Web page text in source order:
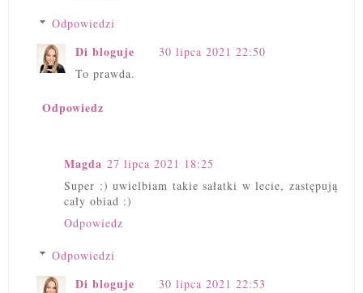
Odpowiedzi
Di bloguje
30 lipca 2021 22:50
To prawda.
Odpowiedz
Magda 27 lipca 2021 18:25
Super :) uwielbiam takie sałatki w lecie, zastępują
cały obiad :)
Odpowiedz
Odpowiedzi
Di bloguje
30 lipca 2021 22:53